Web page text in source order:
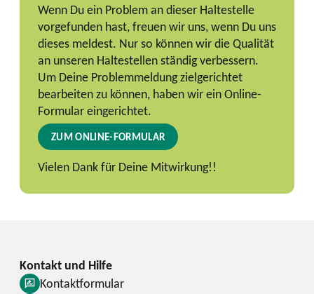
Wenn Du ein Problem an dieser Haltestelle
vorgefunden hast, freuen wir uns, wenn Du uns
dieses meldest. Nur so können wir die Qualität
an unseren Haltestellen ständig verbessern.
Um Deine Problemmeldung zielgerichtet
bearbeiten zu können, haben wir ein Online-
Formular eingerichtet.
ZUM ONLINE-FORMULAR
Vielen Dank für Deine Mitwirkung!!
Kontaktformular